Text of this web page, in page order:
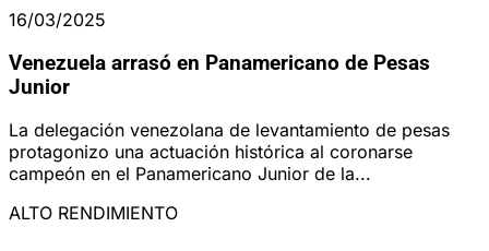
16/03/2025
Venezuela arrasó en Panamericano de Pesas
Junior
La delegación venezolana de levantamiento de pesas
protagonizo una actuación histórica al coronarse
campeón en el Panamericano Junior de la...
ALTO RENDIMIENTO